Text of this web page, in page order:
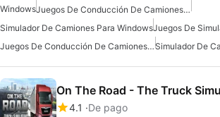
Windows
Juegos De Conducción De Camiones Para Windows
Simulador De Camiones Para WindowsJuegos De
Juegos De Conducción De Camiones Para Windows 7
On The Road - The Truck
4.1
De pago